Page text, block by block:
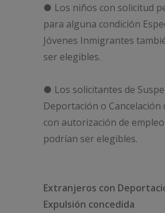
● Los niños con solicitud
para alguna condición
Jóvenes Inmigrantes
ser elegibles.
● Los solicitantes de
Deportación o Cancelación
con autorización de
podrían ser elegibles.
Extranjeros con
Expulsión concedida